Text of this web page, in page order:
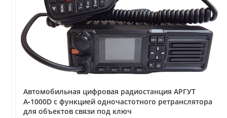
Автомобильная цифровая радиостанция АРГУТ
А‑1000D с функцией одночастотного ретранслятора
для объектов связи под ключ